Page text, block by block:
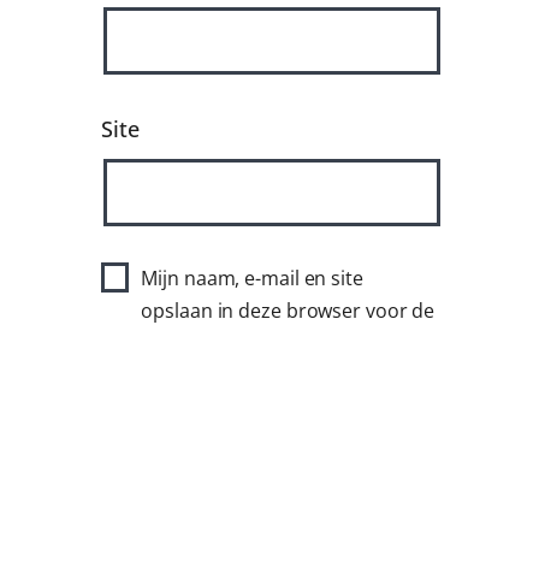
Site
Mijn naam, e-mail en site
opslaan in deze browser voor de